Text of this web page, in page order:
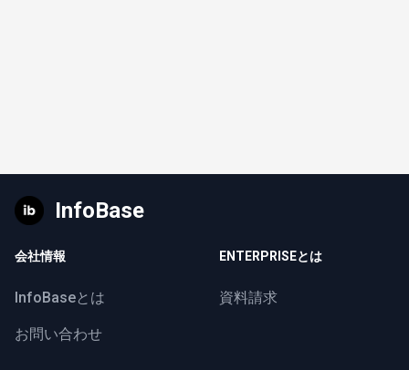
InfoBase
会社情報
InfoBaseとは
お問い合わせ
ENTERPRISEとは
資料請求